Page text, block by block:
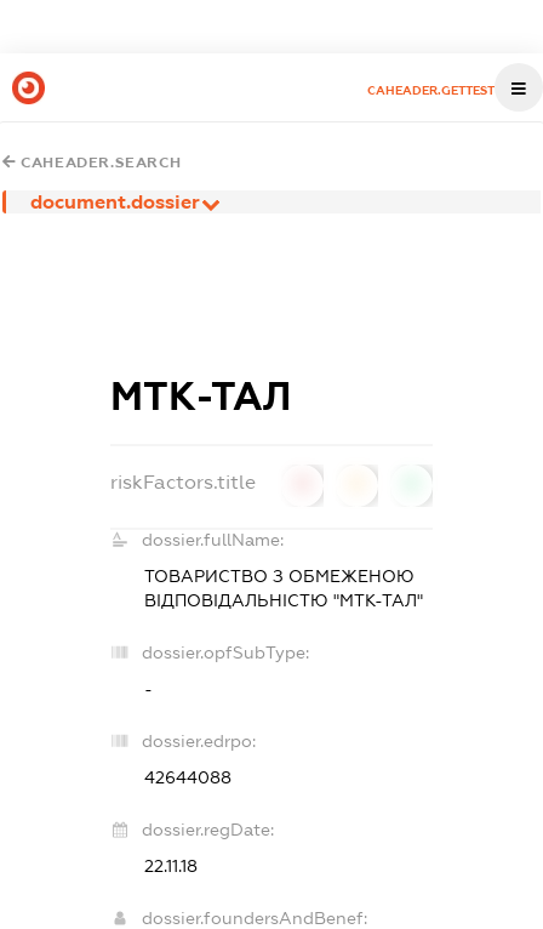
CAHEADER.GETTEST
CAHEADER.SEARCH
document.dossier
МТК-ТАЛ
riskFactors.title
dossier.fullName:
ТОВАРИСТВО З ОБМЕЖЕНОЮ
ВІДПОВІДАЛЬНІСТЮ "МТК-ТАЛ"
dossier.opfSubType:
-
dossier.edrpo:
42644088
dossier.regDate:
22.11.18
dossier.foundersAndBenef: